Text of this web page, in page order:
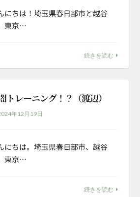
にちは！埼玉県春日部市と越谷
東京…
続きを読む
トレーニング！？（渡辺）
年12月19日
にちは。埼玉県春日部市、越谷
東京…
続きを読む